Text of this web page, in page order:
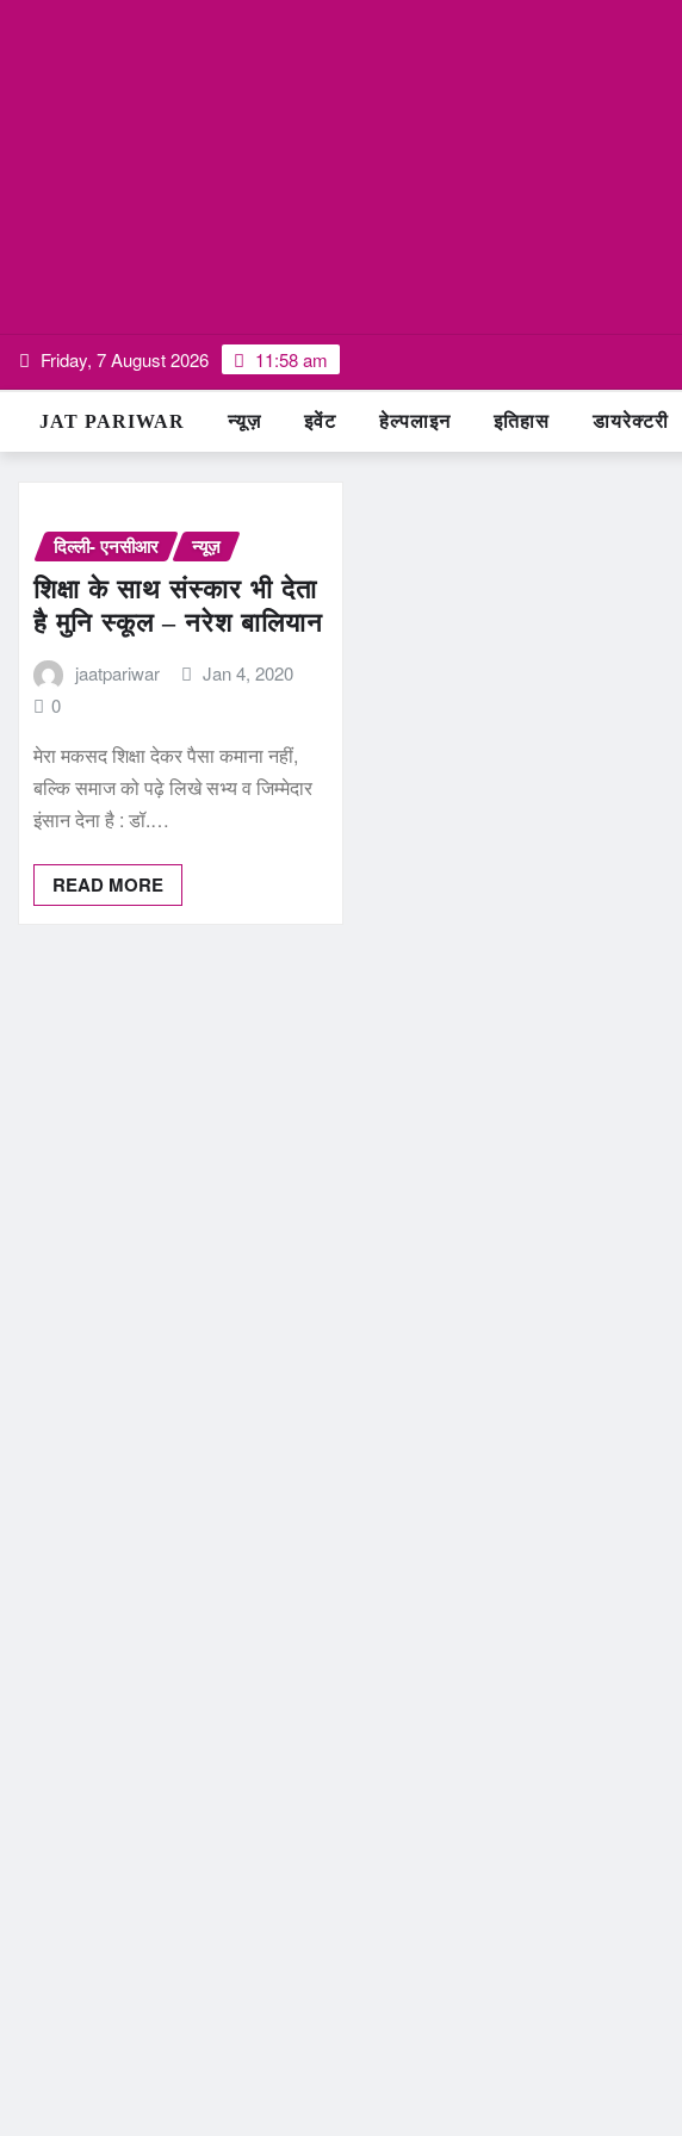
Skip
content
Friday, 7 August 2026 11:58 am
JAT PARIWAR न्यूज़ इवेंट हेल्पलाइन इतिहास डायरेक्टरी
दिल्ली- एनसीआर न्यूज़
शिक्षा के साथ संस्कार भी देता
है मुनि स्कूल – नरेश बालियान
jaatpariwar
Jan 4, 2020
0
मेरा मकसद शिक्षा देकर पैसा कमाना नहीं,
बल्कि समाज को पढ़े लिखे सभ्य व जिम्मेदार
इंसान देना है : डॉ.…
READ MORE